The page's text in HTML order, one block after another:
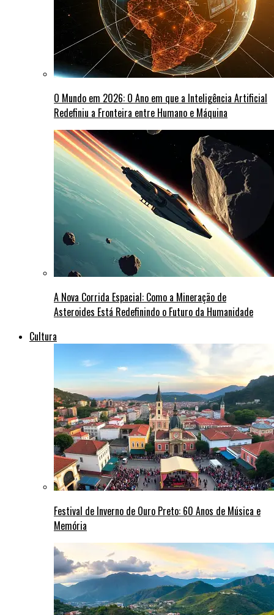
O Mundo em 2026: O Ano em que a Inteligência Artificial
Redefiniu a Fronteira entre Humano e Máquina
A Nova Corrida Espacial: Como a Mineração de
Asteroides Está Redefinindo o Futuro da Humanidade
Cultura
Festival de Inverno de Ouro Preto: 60 Anos de Música e
Memória